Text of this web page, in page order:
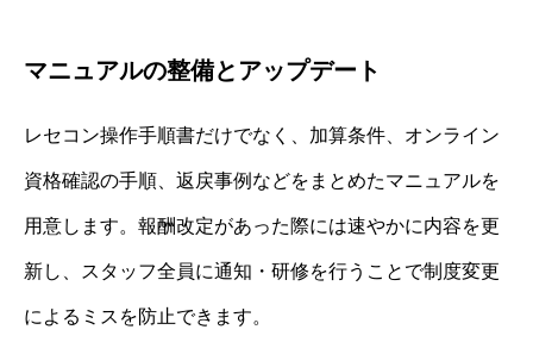
マニュアルの整備とアップデート
レセコン操作手順書だけでなく、加算条件、オンライン
資格確認の手順、返戻事例などをまとめたマニュアルを
用意します。報酬改定があった際には速やかに内容を更
新し、スタッフ全員に通知・研修を行うことで制度変更
によるミスを防止できます。